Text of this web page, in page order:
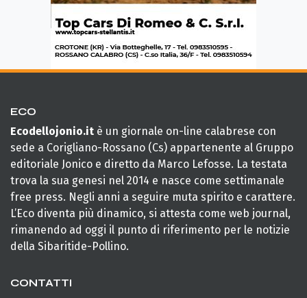
ECO
Ecodellojonio.it è un giornale on-line calabrese con
sede a Corigliano-Rossano (Cs) appartenente al Gruppo
editoriale Jonico e diretto da Marco Lefosse. La testata
trova la sua genesi nel 2014 e nasce come settimanale
free press. Negli anni a seguire muta spirito e carattere.
L’Eco diventa più dinamico, si attesta come web journal,
rimanendo ad oggi il punto di riferimento per le notizie
della Sibaritide-Pollino.
CONTATTI